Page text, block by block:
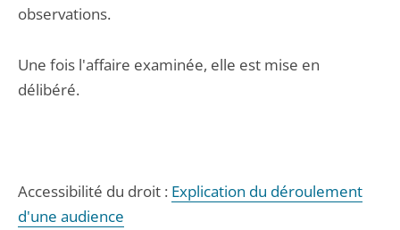
observations.
Une fois l'affaire examinée, elle est mise en
délibéré.
Accessibilité du droit : Explication du déroulement
d'une audience